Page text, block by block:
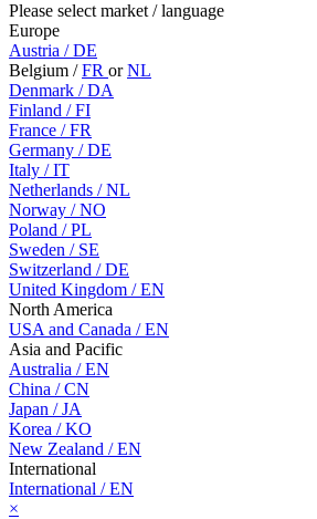
Please select market / language
Europe
Austria / DE
Belgium / FR or NL
Denmark / DA
Finland / FI
France / FR
Germany / DE
Italy / IT
Netherlands / NL
Norway / NO
Poland / PL
Sweden / SE
Switzerland / DE
United Kingdom / EN
North America
USA and Canada / EN
Asia and Pacific
Australia / EN
China / CN
Japan / JA
Korea / KO
New Zealand / EN
International
International / EN
×